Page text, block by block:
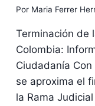
Por Maria Ferrer
Terminación de
Colombia:
Ciudadanía
se aproxima el
la Rama